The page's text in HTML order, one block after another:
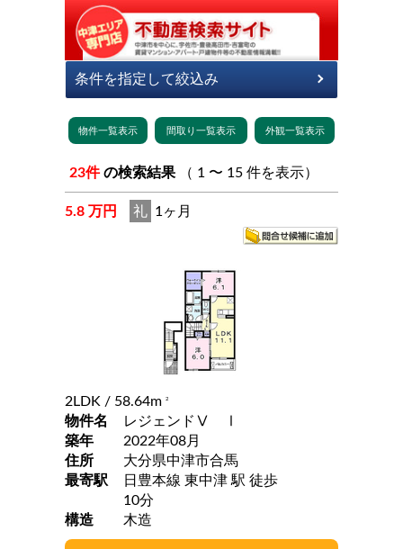
23件 の検索結果 （ 1 〜 15 件を表示）
5.8 万円 礼 1ヶ月
2LDK / 58.64m 2
物件名
レジェンドⅤ Ⅰ
築年
2022年08月
住所
大分県中津市合馬
最寄駅
日豊本線 東中津 駅 徒歩
10分
構造
木造